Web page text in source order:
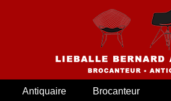
Antiquaire
Brocanteur